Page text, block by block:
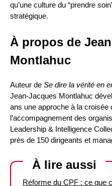
qu’une culture du “prendre
stratégique.
À propos de
Montlahuc
Auteur de Se dire la vérité en
Jean-Jacques Montlahuc
ans une approche à la croisée
l’accompagnement des
Leadership & Intelligence
près de 150 dirigeants et
À lire aussi
Réforme du CPF : ce que